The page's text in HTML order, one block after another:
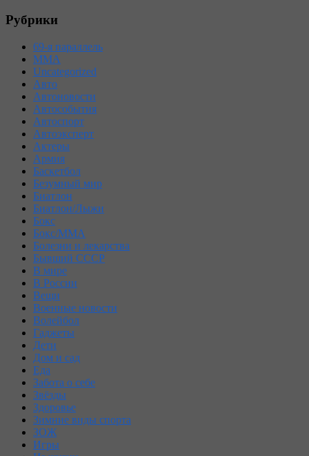
Рубрики
69-я параллель
MMA
Uncategorized
Авто
Автоновости
Автособытия
Автоспорт
Автоэксперт
Актеры
Армия
Баскетбол
Безумный мир
Биатлон
Биатлон/Лыжи
Бокс
Бокс/MMA
Болезни и лекарства
Бывший СССР
В мире
В России
Вещи
Военные новости
Волейбол
Гаджеты
Дети
Дом и сад
Еда
Забота о себе
Звёзды
Здоровье
Зимние виды спорта
ЗОЖ
Игры